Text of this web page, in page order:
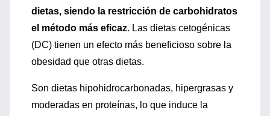
dietas, siendo la restricción de carbohidratos
el método más eficaz. Las dietas cetogénicas
(DC) tienen un efecto más beneficioso sobre la
obesidad que otras dietas.
Son dietas hipohidrocarbonadas, hipergrasas y
moderadas en proteínas, lo que induce la